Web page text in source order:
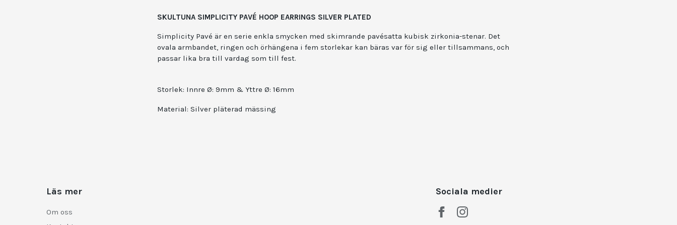
SKULTUNA SIMPLICITY PAVÉ HOOP EARRINGS SILVER PLATED
Simplicity Pavé är en serie enkla smycken med skimrande pavésatta kubisk zirkonia-stenar. Det
ovala armbandet, ringen och örhängena i fem storlekar kan bäras var för sig eller tillsammans, och
passar lika bra till vardag som till fest.
Storlek: Innre Ø: 9mm & Yttre Ø: 16mm
Material: Silver pläterad mässing
Läs mer
Om oss
Sociala medier